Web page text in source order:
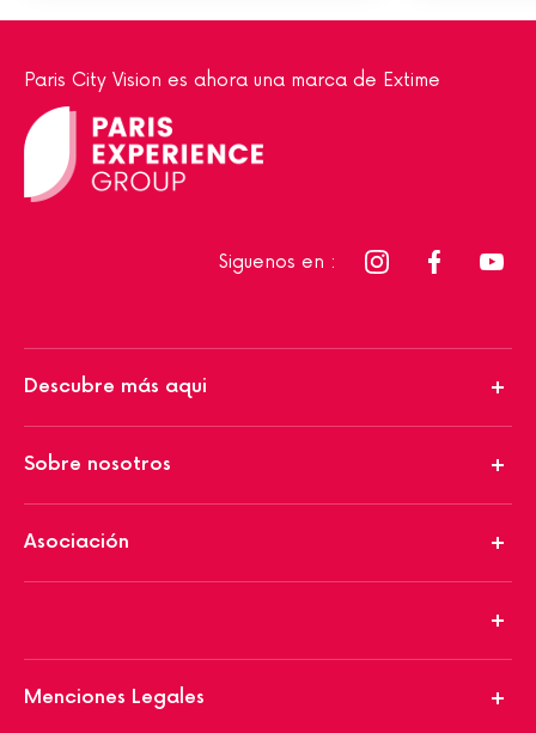
Paris City Vision es ahora una marca de Extime
Siguenos en :
Descubre más aqui
Sobre nosotros
Asociación
Menciones Legales